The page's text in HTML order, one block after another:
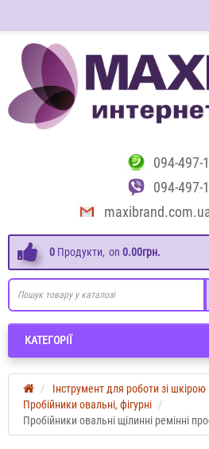
094-497-
094-497-
0 Продукти, on 0.00грн.
КАТЕГОРІЇ
Інструмент для роботи зі шкірою
Пробійники овальні, фігурні
Пробійники овальні щілинні ремінні